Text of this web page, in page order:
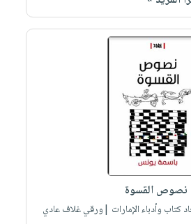
نصوص القسوة
كتاب وأدباء الإمارات |ورقي غلاف عادي